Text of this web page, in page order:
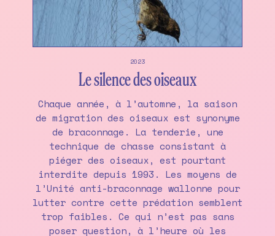
2023
Le silence des oiseaux
Chaque année, à l’automne, la saison
de migration des oiseaux est synonyme
de braconnage. La tenderie, une
technique de chasse consistant à
piéger des oiseaux, est pourtant
interdite depuis 1993. Les moyens de
l’Unité anti-braconnage wallonne pour
lutter contre cette prédation semblent
trop faibles. Ce qui n’est pas sans
poser question, à l’heure où les